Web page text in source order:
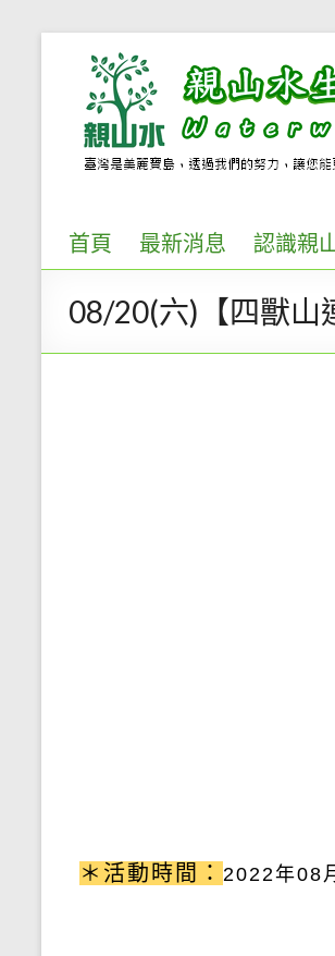
首頁 最新消息 認識親
08/20(六)【四獸山
＊活動時間： 2022年08